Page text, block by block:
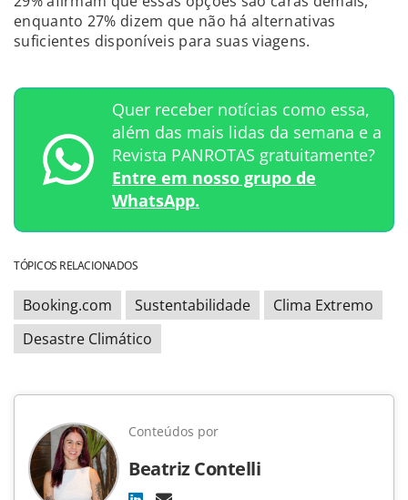
enquanto 27% dizem que não há alternativas
suficientes disponíveis para suas viagens.
Quer receber notícias como essa,
além das mais lidas da semana e a
Revista PANROTAS gratuitamente?
Entre em nosso grupo de
WhatsApp.
TÓPICOS RELACIONADOS
Booking.com Sustentabilidade
Clima Extremo
Desastre Climático
Conteúdos por
Beatriz Contelli